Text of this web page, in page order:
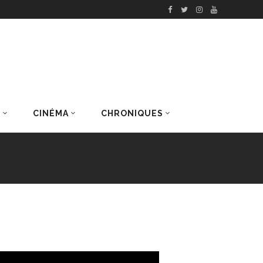
CINÉMA CHRONIQUES
DERNIERS ARTICLES